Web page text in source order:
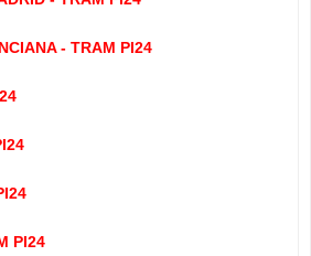
- TRAM PI24
PI24